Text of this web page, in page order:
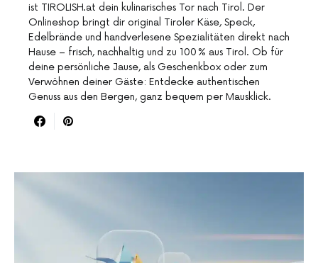
ist TIROLISH.at dein kulinarisches Tor nach Tirol. Der
Onlineshop bringt dir original Tiroler Käse, Speck,
Edelbrände und handverlesene Spezialitäten direkt nach
Hause – frisch, nachhaltig und zu 100 % aus Tirol. Ob für
deine persönliche Jause, als Geschenkbox oder zum
Verwöhnen deiner Gäste: Entdecke authentischen
Genuss aus den Bergen, ganz bequem per Mausklick.